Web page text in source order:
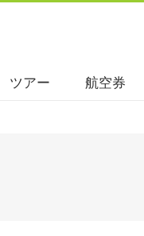
ツアー 航空券